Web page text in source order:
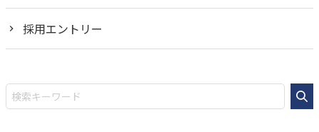
採用エントリー